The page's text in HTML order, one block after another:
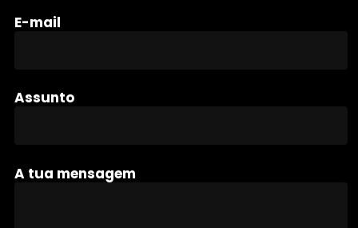
E-mail
Assunto
A tua mensagem